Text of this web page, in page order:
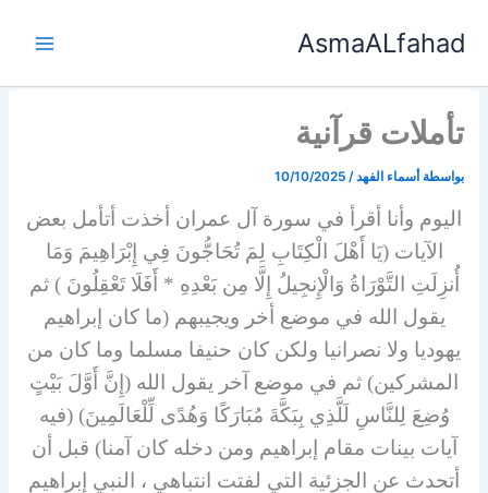
AsmaALfahad
تأملات قرآنية
بواسطة أسماء الفهد/
10/10/2025
اليوم وأنا أقرأ في سورة آل عمران أخذت أتأمل بعض
الآيات (يَا أَهْلَ الْكِتَابِ لِمَ تُحَاجُّونَ فِي إِبْرَاهِيمَ وَمَا
أُنزِلَتِ التَّوْرَاةُ وَالْإِنجِيلُ إِلَّا مِن بَعْدِهِ * أَفَلَا تَعْقِلُونَ ) ثم
يقول الله في موضع أخر ويجيبهم (ما كان إبراهيم
يهوديا ولا نصرانيا ولكن كان حنيفا مسلما وما كان من
المشركين) ثم في موضع آخر يقول الله (إِنَّ أَوَّلَ بَيْتٍ
وُضِعَ لِلنَّاسِ لَلَّذِي بِبَكَّةَ مُبَارَكًا وَهُدًى لِّلْعَالَمِينَ) (فيه
آيات بينات مقام إبراهيم ومن دخله كان آمنا) قبل أن
أتحدث عن الجزئية التي لفتت انتباهي ، النبي إبراهيم